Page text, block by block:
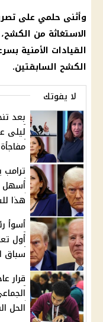
وأثنى حلمي على
الاستغاثة من
القيادات الأمنية
الكشح السابقتين.
لا يفوتك
بعد
ليلى
أسهل
هذا
أسوأ
أول
سباق
قرار
الحل